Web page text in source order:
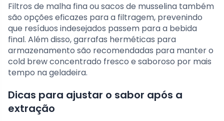
Filtros de malha fina ou sacos de musselina também
são opções eficazes para a filtragem, prevenindo
que resíduos indesejados passem para a bebida
final. Além disso, garrafas herméticas para
armazenamento são recomendadas para manter o
cold brew concentrado fresco e saboroso por mais
tempo na geladeira.
Dicas para ajustar o sabor após a
extração